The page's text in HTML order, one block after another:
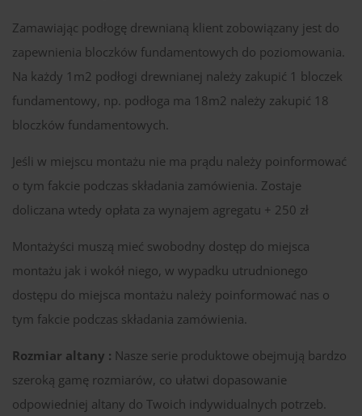
Zamawiając podłogę drewnianą klient zobowiązany jest do
zapewnienia bloczków fundamentowych do poziomowania.
Na każdy 1m2 podłogi drewnianej należy zakupić 1 bloczek
fundamentowy, np. podłoga ma 18m2 należy zakupić 18
bloczków fundamentowych.
Jeśli w miejscu montażu nie ma prądu należy poinformować
o tym fakcie podczas składania zamówienia. Zostaje
doliczana wtedy opłata za wynajem agregatu + 250 zł
Montażyści muszą mieć swobodny dostęp do miejsca
montażu jak i wokół niego, w wypadku utrudnionego
dostępu do miejsca montażu należy poinformować nas o
tym fakcie podczas składania zamówienia.
Rozmiar altany : Nasze serie produktowe obejmują bardzo
szeroką gamę rozmiarów, co ułatwi dopasowanie
odpowiedniej altany do Twoich indywidualnych potrzeb.